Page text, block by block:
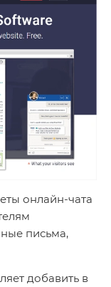
онлайн-чата
письма,
добавить в